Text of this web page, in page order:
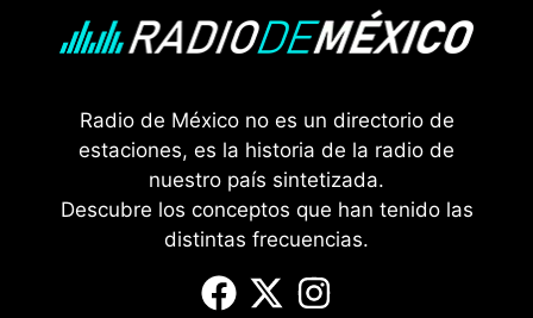
Radio de México no es un directorio de
estaciones, es la historia de la radio de
nuestro país sintetizada.
Descubre los conceptos que han tenido las
distintas frecuencias.